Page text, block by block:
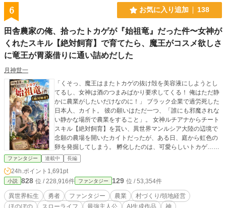
6 お気に入り追加 138
田舎農家の俺、拾ったトカゲが『始祖竜』だった件〜女神が
くれたスキル【絶対飼育】で育てたら、魔王がコスメ欲しさ
に竜王が胃薬借りに通い詰めだした
月神世一
「くそっ、魔王はまたトカゲの抜け殻を美容液にしようとし
てるし、女神は酒のつまみばかり要求してくる！ 俺はただ静
かに農業がしたいだけなのに！」 ブラック企業で過労死した
日本人、カイト。 彼の願いはただ一つ、「誰にも邪魔されな
い静かな場所で農業をすること」。 女神ルチアナからチート
スキル【絶対飼育】を貰い、異世界マンルシア大陸の辺境で
念願の農場を開いたカイトだったが、ある日、庭から虹色の
卵を発掘してしまう。 孵化したのは、可愛らしいトカゲ……
ではなく、神話の時代に世界を滅亡させた『始祖竜』の幼体
だった！ しかし、カイトはスキル【絶対飼育】のおかげで、
その破壊神を「ポチ」と名付けたペットとして完璧に飼い慣
らしてしまう。 ポチのくしゃみ一発で、敵の軍勢は老衰で塵
に!? ポチの抜け殻は、魔王が喉から手が出るほど欲しがる究
極の美容成分に!? 世界を滅ぼすほどの力を持つポチと、その
ファンタジー 連載中 長編
24h.ポイント 1,691pt
小説 828 位 / 228,916件 ファンタジー 129 位 / 53,354件
異世界転生 勇者 ファンタジー 農業
村づくり/領地経営
ほのぼの
スローライフ 最強主人公 AI生成作品 神